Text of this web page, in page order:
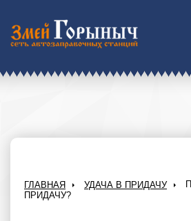
ГЛАВНАЯ УДАЧА В ПРИДАЧУ
ПРИДАЧУ?